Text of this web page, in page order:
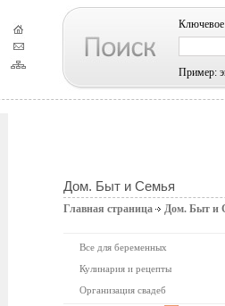
Ключевое
Пример:
Дом. Быт и Семья
Главная страница Дом. Быт и
Все для беременных
Кулинария и рецепты
Организация свадеб